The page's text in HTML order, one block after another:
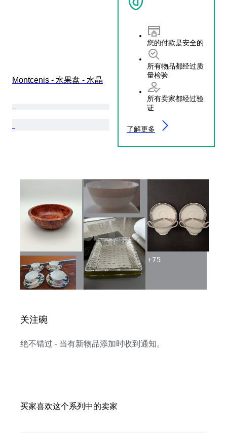
Montcenis - 水果盘 - 水晶
您的付款是安全的
所有物品都经过质
量检验
所有卖家都经过验
证
了解更多
关注碗
绝不错过 - 当有新物品添加时收到通知。
+75
买家喜欢这个系列中的卖家